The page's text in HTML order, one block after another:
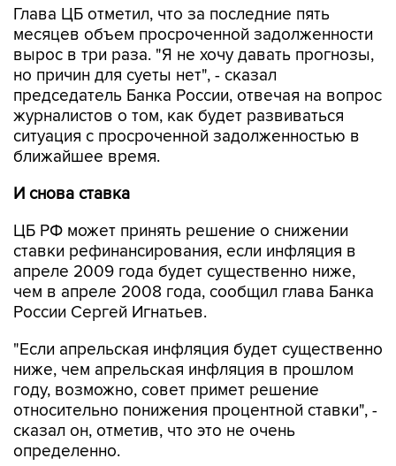
Глава ЦБ отметил, что за последние пять
месяцев объем просроченной задолженности
вырос в три раза. "Я не хочу давать прогнозы,
но причин для суеты нет", - сказал
председатель Банка России, отвечая на вопрос
журналистов о том, как будет развиваться
ситуация с просроченной задолженностью в
ближайшее время.
И снова ставка
ЦБ РФ может принять решение о снижении
ставки рефинансирования, если инфляция в
апреле 2009 года будет существенно ниже,
чем в апреле 2008 года, сообщил глава Банка
России Сергей Игнатьев.
"Если апрельская инфляция будет существенно
ниже, чем апрельская инфляция в прошлом
году, возможно, совет примет решение
относительно понижения процентной ставки", -
сказал он, отметив, что это не очень
определенно.